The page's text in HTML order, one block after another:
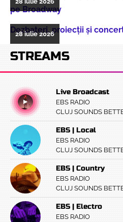
pe Broadway
Dezbateri, proiecţii şi
28 iulie 2026
STREAMS
Live Broadcast
EBS RADIO
CLUJ SOUNDS
EBS | Local
EBS RADIO
CLUJ SOUNDS
EBS | Country
EBS RADIO
CLUJ SOUNDS
EBS | Electro
EBS RADIO